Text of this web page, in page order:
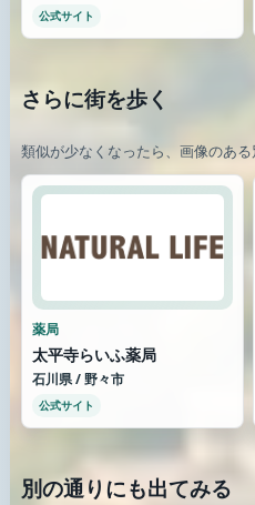
公式サイト
さらに街を歩く
類似が少なくなったら、画像のある
薬局
太平寺らいふ薬局
石川県 / 野々市
公式サイト
別の通りにも出てみる